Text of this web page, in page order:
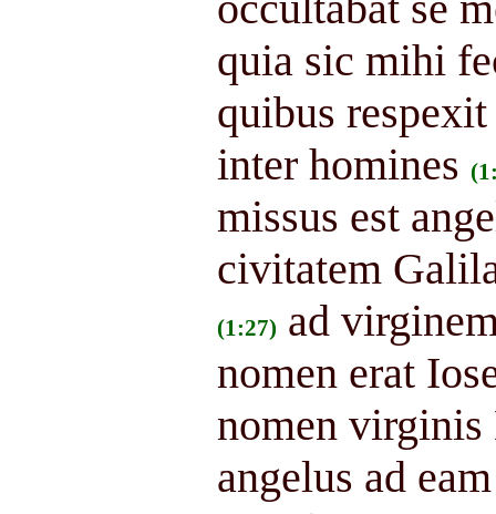
quia sic mihi
quibus
inter homines
missus est
civitatem
(1:27) ad
nomen erat
nomen
angelus ad